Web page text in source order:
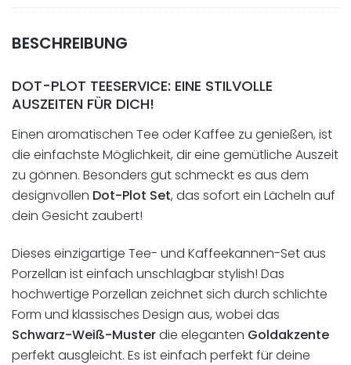
BESCHREIBUNG
DOT-PLOT TEESERVICE: EINE STILVOLLE
AUSZEITEN FÜR DICH!
Einen aromatischen Tee oder Kaffee zu genießen, ist
die einfachste Möglichkeit, dir eine gemütliche Auszeit
zu gönnen. Besonders gut schmeckt es aus dem
designvollen Dot-Plot Set, das sofort ein Lächeln auf
dein Gesicht zaubert!
Dieses einzigartige Tee- und Kaffeekannen-Set aus
Porzellan ist einfach unschlagbar stylish! Das
hochwertige Porzellan zeichnet sich durch schlichte
Form und klassisches Design aus, wobei das
Schwarz-Weiß-Musterdie eleganten Goldakzente
perfekt ausgleicht. Es ist einfach perfekt für deine